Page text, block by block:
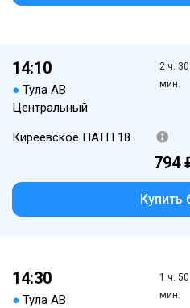
14:10
● Тула АВ
Центральный
2 ч. 30
мин.
Киреевское ПАТП 18
794
Купить
14:30
● Тула АВ
1 ч. 50
мин.